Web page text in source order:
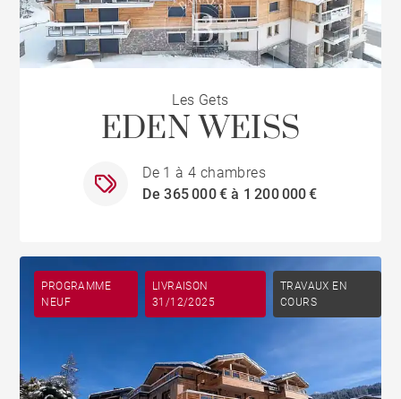
Les Gets
EDEN WEISS
De 1 à 4 chambres
De 365 000 € à 1 200 000 €
PROGRAMME
NEUF
LIVRAISON
31/12/2025
TRAVAUX EN
COURS